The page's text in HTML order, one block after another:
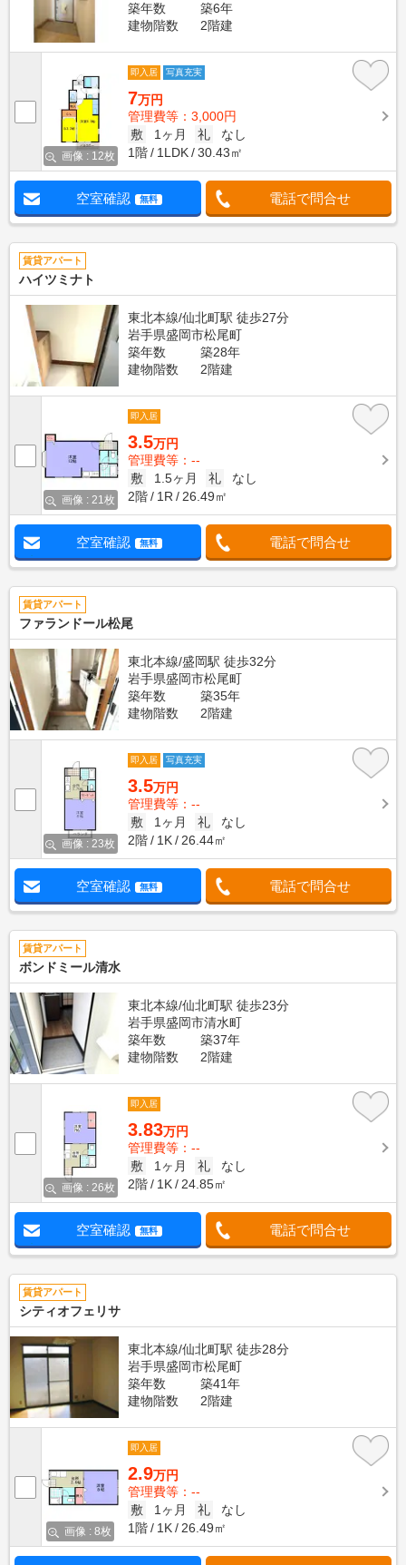
築年数
築6年
建物階数
2階建
画像 : 12枚
即入居 写真充実
7万円
管理費等：3,000円
敷
1ヶ月 礼
なし
1階
1LDK 30.43㎡
空室確認 無料 電話で問合せ
賃貸アパート
ハイツミナト
東北本線/仙北町駅 徒歩27分
岩手県盛岡市松尾町
築年数
築28年
建物階数
2階建
画像 : 21枚
即入居
3.5万円
管理費等：--
敷
1.5ヶ月 礼
なし
2階
1R 26.49㎡
空室確認 無料 電話で問合せ
賃貸アパート
ファランドール松尾
東北本線/盛岡駅 徒歩32分
岩手県盛岡市松尾町
築年数
築35年
建物階数
2階建
画像 : 23枚
即入居 写真充実
3.5万円
管理費等：--
敷
1ヶ月 礼
なし
2階
1K 26.44㎡
空室確認 無料 電話で問合せ
賃貸アパート
ボンドミール清水
東北本線/仙北町駅 徒歩23分
岩手県盛岡市清水町
築年数
築37年
建物階数
2階建
画像 : 26枚
即入居
3.83万円
管理費等：--
敷
1ヶ月 礼
なし
2階
1K 24.85㎡
空室確認 無料 電話で問合せ
賃貸アパート
シティオフェリサ
東北本線/仙北町駅 徒歩28分
岩手県盛岡市松尾町
築年数
築41年
建物階数
2階建
画像 : 8枚
即入居
2.9万円
管理費等：--
敷
1ヶ月 礼
なし
1階
1K 26.49㎡